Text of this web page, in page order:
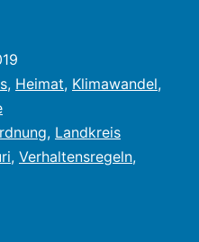
, Heimat, Klimawandel,
, Landkreis
, Verhaltensregeln,